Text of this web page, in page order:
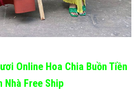
Online Hoa Chia Buồn Tiền
Nhà Free Ship